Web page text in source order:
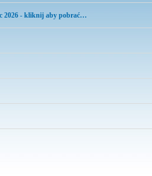
2026 - kliknij aby pobrać…